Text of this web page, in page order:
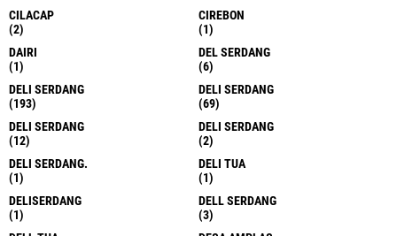
CILACAP
(2)
CIREBON
(1)
DAIRI
(1)
DEL SERDANG
(6)
DELI SERDANG
(193)
DELI SERDANG
(69)
DELI SERDANG
(12)
DELI SERDANG
(2)
DELI SERDANG.
(1)
DELI TUA
(1)
DELISERDANG
(1)
DELL SERDANG
(3)